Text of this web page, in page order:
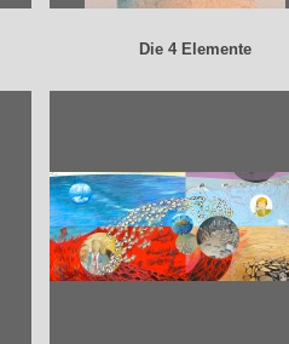
Die 4 Elemente